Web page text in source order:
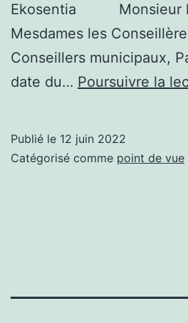
Ekosentia Monsieur
Mesdames les
Conseillers municipaux,
date du… Poursuivre la
Publié le 12 juin 2022
Catégorisé comme point de vue